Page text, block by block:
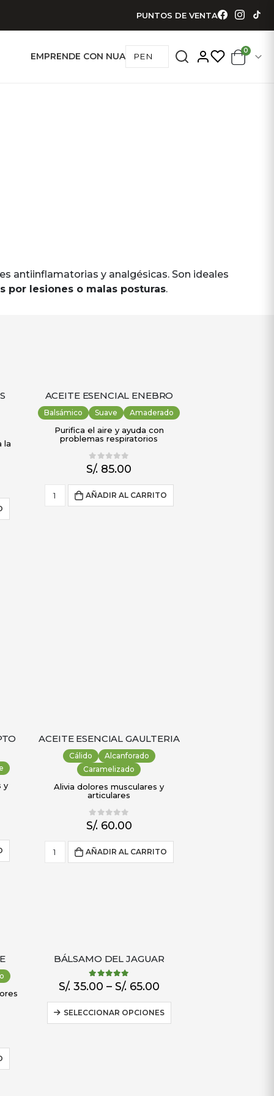
PUNTOS DE VENTA
EMPRENDE CON NUA
0
antiinflamatorias y analgésicas. Son ideales
por lesiones o malas posturas.
la
ACEITE ESENCIAL ENEBRO
Balsámico Suave Amaderado
Purifica el aire y ayuda con
problemas respiratorios
0 out of 5
S/. 85.00
AÑADIR AL CARRITO
y
ACEITE ESENCIAL GAULTERIA
Cálido
Alcanforado
Caramelizado
Alivia dolores musculares y
articulares
0 out of 5
S/.60.00
AÑADIR AL CARRITO
BÁLSAMO DEL JAGUAR
5.00 out of 5
S/.35.00 – S/.65.00
SELECCIONAR OPCIONES